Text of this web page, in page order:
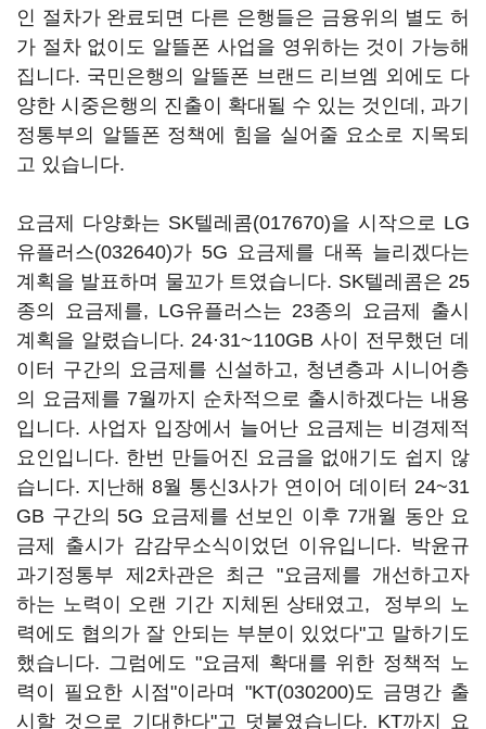
인 절차가 완료되면 다른 은행들은 금융위의 별도 허
가 절차 없이도 알뜰폰 사업을 영위하는 것이 가능해
집니다. 국민은행의 알뜰폰 브랜드 리브엠 외에도 다
양한 시중은행의 진출이 확대될 수 있는 것인데, 과기
정통부의 알뜰폰 정책에 힘을 실어줄 요소로 지목되
고 있습니다.
요금제 다양화는 SK텔레콤(017670)을 시작으로 LG
유플러스(032640)가 5G 요금제를 대폭 늘리겠다는
계획을 발표하며 물꼬가 트였습니다. SK텔레콤은 25
종의 요금제를, LG유플러스는 23종의 요금제 출시
계획을 알렸습니다. 24·31~110GB 사이 전무했던 데
이터 구간의 요금제를 신설하고, 청년층과 시니어층
의 요금제를 7월까지 순차적으로 출시하겠다는 내용
입니다. 사업자 입장에서 늘어난 요금제는 비경제적
요인입니다. 한번 만들어진 요금을 없애기도 쉽지 않
습니다. 지난해 8월 통신3사가 연이어 데이터 24~31
GB 구간의 5G 요금제를 선보인 이후 7개월 동안 요
금제 출시가 감감무소식이었던 이유입니다. 박윤규
과기정통부 제2차관은 최근 "요금제를 개선하고자
하는 노력이 오랜 기간 지체된 상태였고, 정부의 노
력에도 협의가 잘 안되는 부분이 있었다"고 말하기도
했습니다. 그럼에도 "요금제 확대를 위한 정책적 노
력이 필요한 시점"이라며 "KT(030200)도 금명간 출
시할 것으로 기대한다"고 덧붙였습니다. KT까지 요